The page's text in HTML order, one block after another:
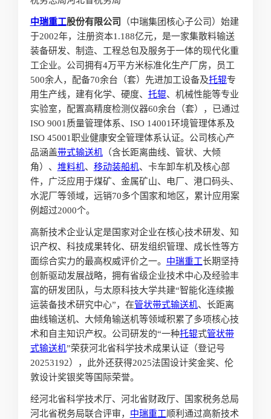
中瑞重工股份有限公司 （中瑞集团核心子公司）始建
于2002年，注册资本1.188亿元，是一家集散料输送
装备研发、制造、工程总包及服务于一体的现代化重
工企业。公司拥有4万平方米标准化生产厂房，员工
500余人，配备70余台（套）先进加工设备及托辊专
用生产线，建有化学、硬度、 托辊、机械性能等专业
实验室，配置高精度检测仪器60余台（套），已通过
ISO 9001质量管理体系、ISO 14001环境管理体系及
ISO 45001职业健康安全管理体系认证。公司核心产
品涵盖带式输送机（含长距离曲线、管状、大倾
角）、 堆料机、 移动装船机、卡车卸车机及核心部
件，广泛应用于煤矿、金属矿山、电厂、港口码头、
水泥厂等领域，远销70多个国家和地区，累计应用案
例超过2000个。
高新技术企业认定是国家对企业在核心技术研发、知
识产权、科技成果转化、研发组织管理、成长性等方
面综合实力的最高权威评价之一。 中瑞重工长期坚持
创新驱动发展战略，拥有省级企业技术中心及经验丰
富的研发团队，与太原科技大学共建“智能化连续搬
运装备技术研究中心”，在管状带式输送机、长距离
曲线输送机、大倾角输送机等领域积累了多项核心技
术和自主知识产权。公司研发的“一种托辊式管状带
式输送机”荣获河北省科学技术成果认证（登记号
20253192），此外还获得2025法国设计奖金奖、伦
敦设计奖银奖等国际荣誉。
经河北省科学技术厅、河北省财政厅、国家税务总局
河北省税务局联合评审， 中瑞重工顺利通过高新技术